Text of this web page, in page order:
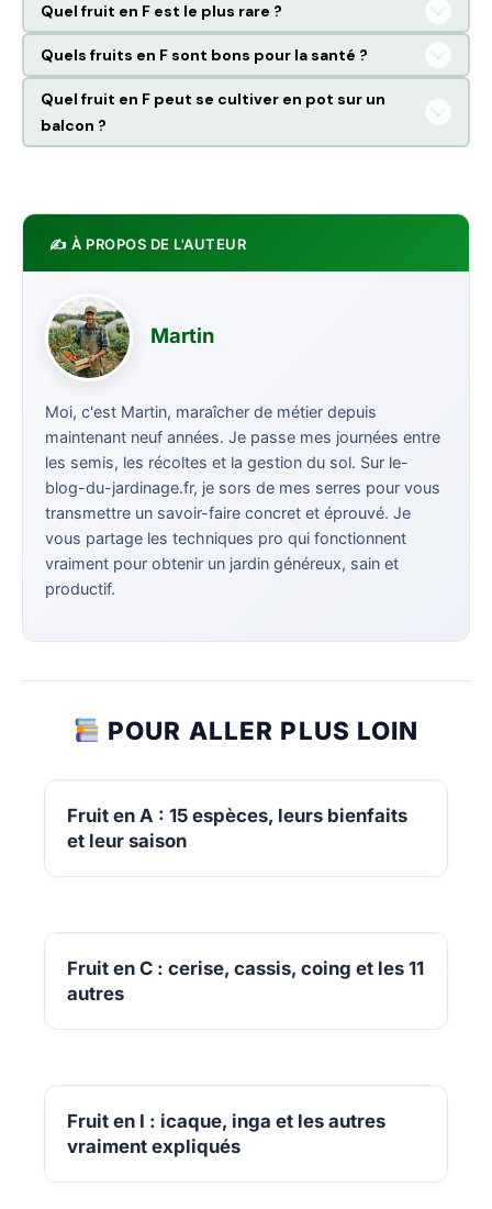
Quel fruit en F est le plus rare ?
Quels fruits en F sont bons pour la santé ?
Quel fruit en F peut se cultiver en pot sur un
balcon ?
✍️ À PROPOS DE L'AUTEUR
Martin
Moi, c'est Martin, maraîcher de métier depuis
maintenant neuf années. Je passe mes journées entre
les semis, les récoltes et la gestion du sol. Sur le-
blog-du-jardinage.fr, je sors de mes serres pour vous
transmettre un savoir-faire concret et éprouvé. Je
vous partage les techniques pro qui fonctionnent
vraiment pour obtenir un jardin généreux, sain et
productif.
POUR ALLER PLUS LOIN
Fruit en A : 15 espèces, leurs bienfaits
et leur saison
Fruit en C : cerise, cassis, coing et les 11
autres
Fruit en I : icaque, inga et les autres
vraiment expliqués